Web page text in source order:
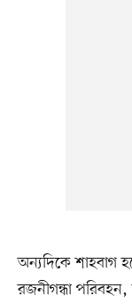
অন্যদিকে শাহবাগ
রজনীগন্ধা পরিবহন,